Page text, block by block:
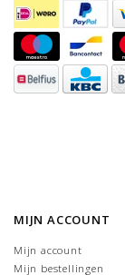
MIJN ACCOUNT
Mijn account
Mijn bestellingen